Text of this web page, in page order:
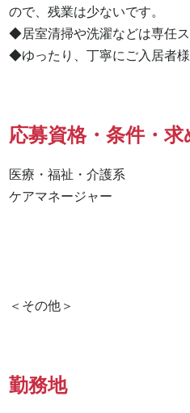
ので、残業は少ないです。
◆居室清掃や洗濯などは専任
◆ゆったり、丁寧にご入居者様
応募資格・条件・
医療・福祉・介護系
ケアマネージャー
勤務地